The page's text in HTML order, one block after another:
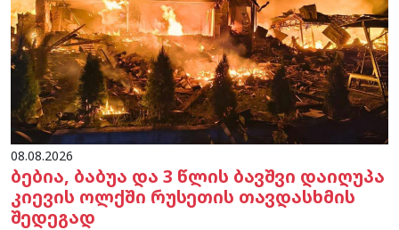
08.08.2026
ბებია, ბაბუა და 3 წლის ბავშვი დაიღუპა
კიევის ოლქში რუსეთის თავდასხმის
შედეგად